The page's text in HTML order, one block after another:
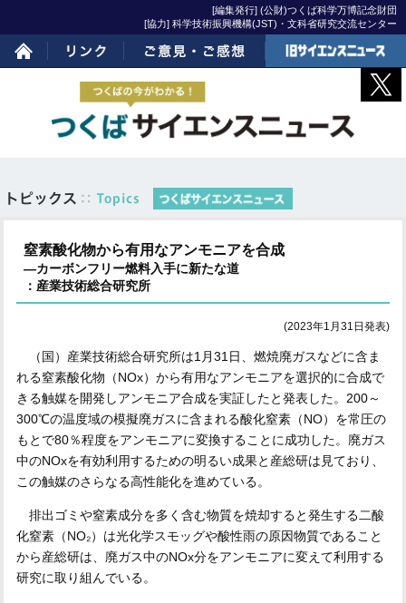
[編集発行] (公財)つくば科学万博記念財団
[協力] 科学技術振興機構(JST)・文科省研究交流センター
ホーム リンク ご意見・ご感想
旧サイエンスニュー
窒素酸化物から有用なアンモニアを合成
―カーボンフリー燃料入手に新たな道
：産業技術総合研究所
(2023年1月31日発表)
（国）産業技術総合研究所は1月31日、燃焼廃ガスなどに含ま
れる窒素酸化物（NOx）から有用なアンモニアを選択的に合成で
きる触媒を開発しアンモニア合成を実証したと発表した。200～
300℃の温度域の模擬廃ガスに含まれる酸化窒素（NO）を常圧の
もとで80％程度をアンモニアに変換することに成功した。廃ガス
中のNOxを有効利用するための明るい成果と産総研は見ており、
この触媒のさらなる高性能化を進めている。
排出ゴミや窒素成分を多く含む物質を焼却すると発生する二酸
化窒素（NO₂）は光化学スモッグや酸性雨の原因物質であること
から産総研は、廃ガス中のNOx分をアンモニアに変えて利用する
研究に取り組んでいる。